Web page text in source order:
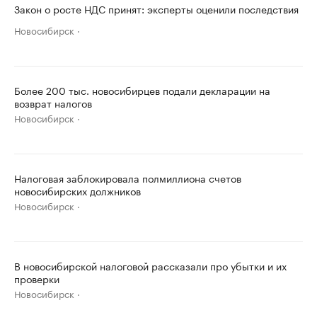
Закон о росте НДС принят: эксперты оценили последствия
Новосибирск
Более 200 тыс. новосибирцев подали декларации на
возврат налогов
Новосибирск
Налоговая заблокировала полмиллиона счетов
новосибирских должников
Новосибирск
В новосибирской налоговой рассказали про убытки и их
проверки
Новосибирск